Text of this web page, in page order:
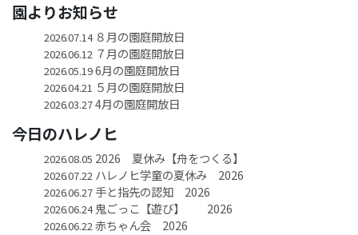
園よりお知らせ
2026.07.14８月の園庭開放日
2026.06.12７月の園庭開放日
2026.05.196月の園庭開放日
2026.04.21 ５月の園庭開放日
2026.03.274月の園庭開放日
今日のハレノヒ
2026.08.05 2026 夏休み【舟をつくる】
2026.07.22ハレノヒ学童の夏休み 2026
2026.06.27手と指先の認知 2026
2026.06.24鬼ごっこ【遊び】 2026
2026.06.22赤ちゃん会 2026